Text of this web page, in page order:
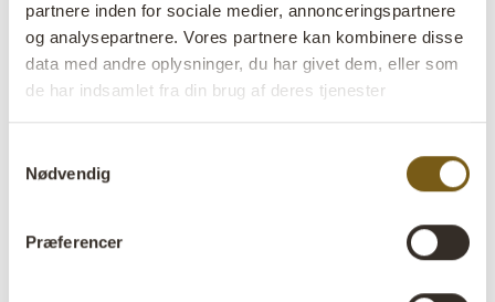
partnere inden for sociale medier, annonceringspartnere
og analysepartnere. Vores partnere kan kombinere disse
data med andre oplysninger, du har givet dem, eller som
de har indsamlet fra din brug af deres tjenester
Nødvendig
Præferencer
På lager
Varenr: G1602
Farve: